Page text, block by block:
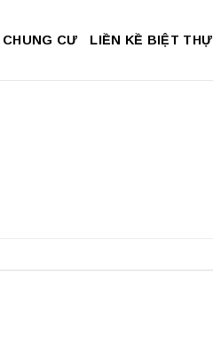
CƯ LIỀN KỀ BIỆT THỰ